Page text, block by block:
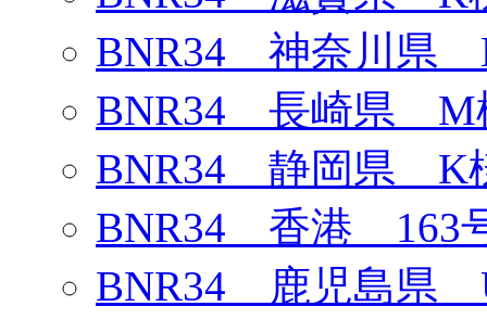
BNR34 神奈川県
BNR34 長崎県 M
BNR34 静岡県 K
BNR34 香港 163
BNR34 鹿児島県